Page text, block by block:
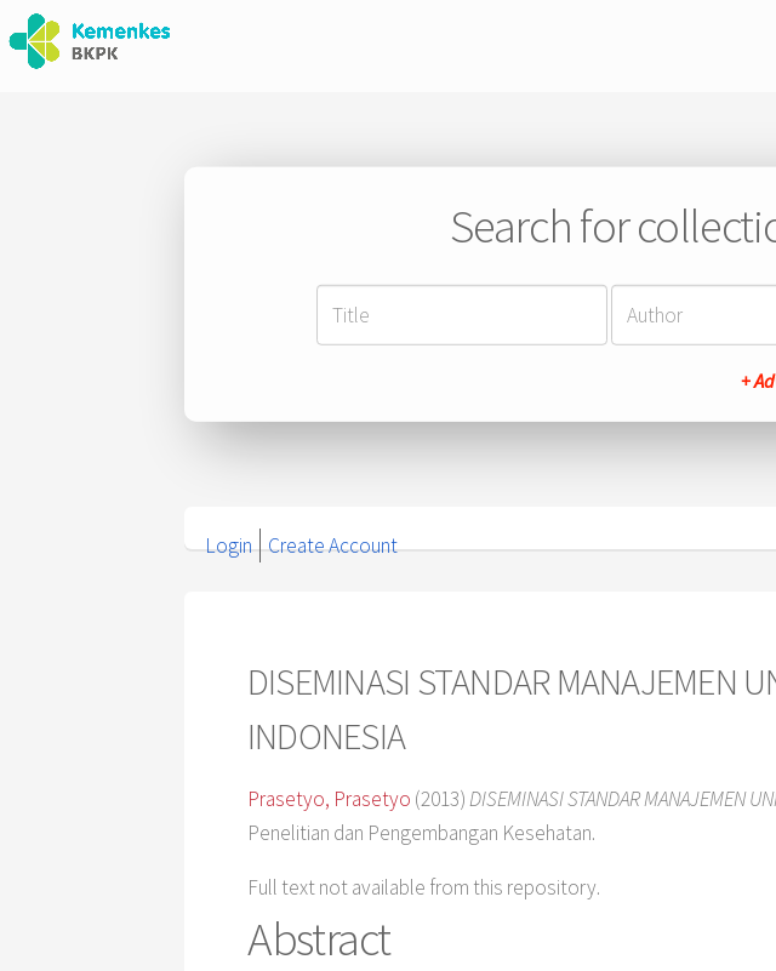
Search for
+
Login Create Account
DISEMINASI STANDAR MANAJEMEN
INDONESIA
Prasetyo, Prasetyo (2013)DISEMINASI STANDAR MANAJEMEN
Penelitian dan Pengembangan Kesehatan.
Full text not available from this repository.
Abstract